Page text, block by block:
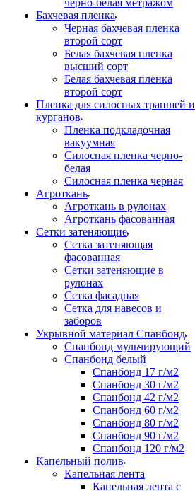
черно-белая метражом
Бахчевая пленка
Черная бахчевая пленка
второй сорт
Белая бахчевая пленка
высший сорт
Белая бахчевая пленка
второй сорт
Пленка для силосных траншей и
курганов
Пленка подкладочная
вакуумная
Силосная пленка черно-
белая
Силосная пленка черная
Агроткань
Агроткань в рулонах
Агроткань фасованная
Сетки затеняющие
Сетка затеняющая
фасованная
Сетки затеняющие в
рулонах
Сетка фасадная
Сетка для навесов и
заборов
Укрывной материал Спанбонд
Спанбонд мульчирующий
Спанбонд белый
Спанбонд 17 г/м2
Спанбонд 30 г/м2
Спанбонд 42 г/м2
Спанбонд 60 г/м2
Спанбонд 80 г/м2
Спанбонд 90 г/м2
Спанбонд 120 г/м2
Капельный полив
Капельная лента
Капельная лента с